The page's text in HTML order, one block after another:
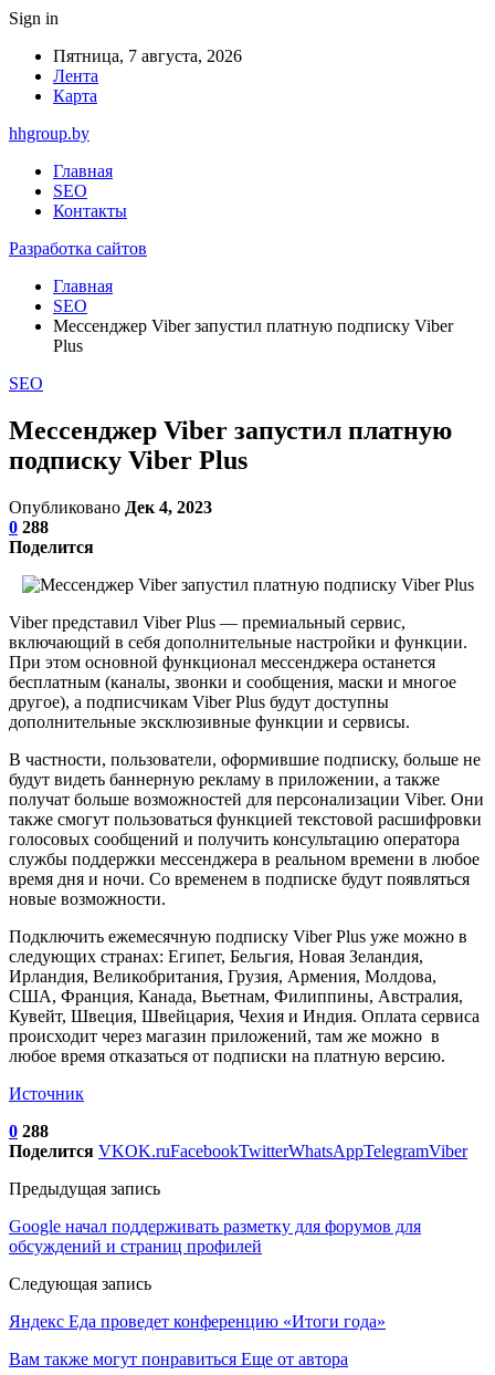
Sign in
Пятница, 7 августа, 2026
Лента
Карта
hhgroup.by
Главная
SEO
Контакты
Разработка сайтов
Главная
SEO
Мессенджер Viber запустил платную подписку Viber
Plus
SEO
Мессенджер Viber запустил платную
подписку Viber Plus
Опубликовано Дек 4, 2023
0 288
Поделится
Viber представил Viber Plus — премиальный сервис,
включающий в себя дополнительные настройки и функции.
При этом основной функционал мессенджера останется
бесплатным (каналы, звонки и сообщения, маски и многое
другое), а подписчикам Viber Plus будут доступны
дополнительные эксклюзивные функции и сервисы.
В частности, пользователи, оформившие подписку, больше не
будут видеть баннерную рекламу в приложении, а также
получат больше возможностей для персонализации Viber. Они
также смогут пользоваться функцией текстовой расшифровки
голосовых сообщений и получить консультацию оператора
службы поддержки мессенджера в реальном времени в любое
время дня и ночи. Со временем в подписке будут появляться
новые возможности.
Подключить ежемесячную подписку Viber Plus уже можно в
следующих странах: Египет, Бельгия, Новая Зеландия,
Ирландия, Великобритания, Грузия, Армения, Молдова,
США, Франция, Канада, Вьетнам, Филиппины, Австралия,
Кувейт, Швеция, Швейцария, Чехия и Индия. Оплата сервиса
происходит через магазин приложений, там же можно в
любое время отказаться от подписки на платную версию.
Источник
0 288
Поделится VKOK.ruFacebookTwitterWhatsAppTelegramViber
Предыдущая запись
Google начал поддерживать разметку для форумов для
обсуждений и страниц профилей
Следующая запись
Яндекс Еда проведет конференцию «Итоги года»
Вам также могут понравиться Еще от автора